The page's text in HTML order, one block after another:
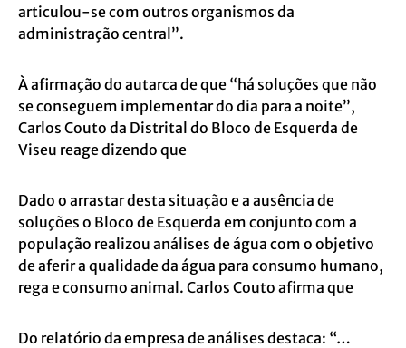
articulou-se com outros organismos da
administração central”.
À afirmação do autarca de que “há soluções que não
se conseguem implementar do dia para a noite”,
Carlos Couto da Distrital do Bloco de Esquerda de
Viseu reage dizendo que
Dado o arrastar desta situação e a ausência de
soluções o Bloco de Esquerda em conjunto com a
população realizou análises de água com o objetivo
de aferir a qualidade da água para consumo humano,
rega e consumo animal. Carlos Couto afirma que
Do relatório da empresa de análises destaca: “…